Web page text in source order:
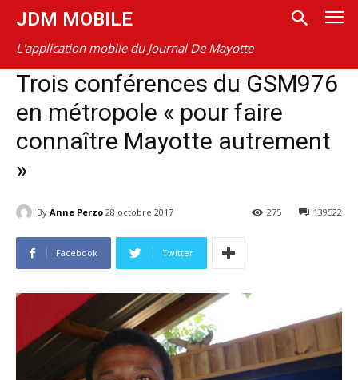
JDM MOBILE
L'application mobile du Journal De Mayotte
Trois conférences du GSM976
en métropole « pour faire
connaître Mayotte autrement
»
By Anne Perzo 28 octobre 2017 139522
275
Facebook Twitter